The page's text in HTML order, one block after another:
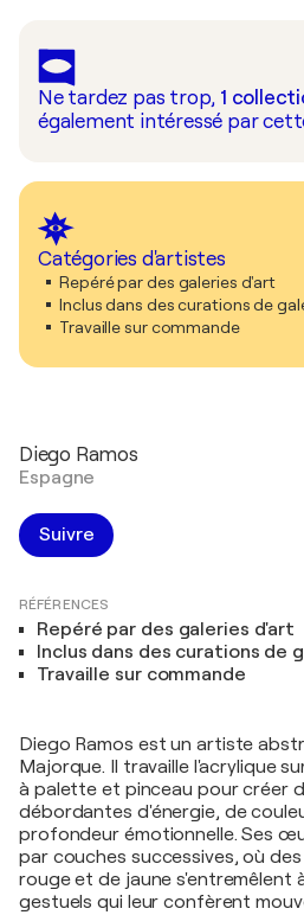
Ne tardez pas trop, 1
également intéressé par
Catégories d'artistes
Repéré par des galeries d'art
Inclus dans des curations de
Travaille sur commande
Diego Ramos
Espagne
Suivre
RÉFÉRENCES
Repéré par des galeries d'art
Inclus dans des curations de
Travaille sur commande
Diego Ramos est un artiste
Majorque. Il travaille l'acrylique
à palette et pinceau pour créer
débordantes d'énergie, de
profondeur émotionnelle. Ses
par couches successives, où
rouge et de jaune s'entremêlent
gestuels qui leur confèrent